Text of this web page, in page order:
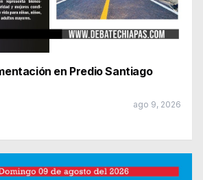
en Predio Santiago
ago 9, 2026